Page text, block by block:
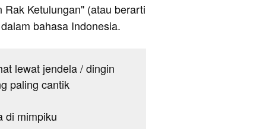
Ketulungan" (atau berarti
bahasa Indonesia.
lewat jendela / dingin
paling cantik
di mimpiku